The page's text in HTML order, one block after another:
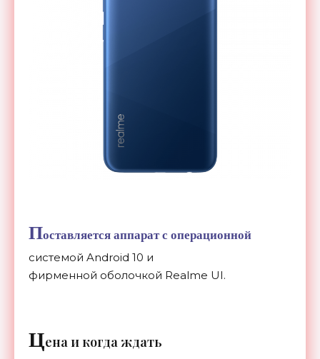
Поставляется аппарат с операционной
системой Android 10 и
фирменной оболочкой Realme UI.
Цена и когда ждать